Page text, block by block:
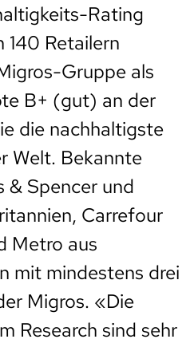
Rating
140 Retailern
Gruppe als
B+ (gut) an der
die nachhaltigste
Welt. Bekannte
& Spencer und
Carrefour
Metro aus
mit mindestens drei
Migros. «Die
Research sind sehr